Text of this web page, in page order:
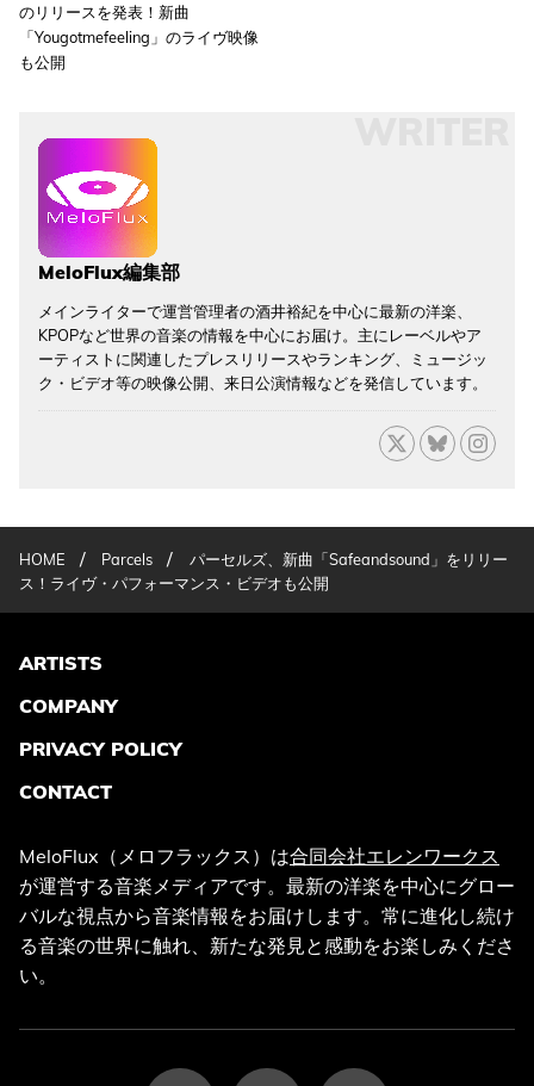
のリリースを発表！新曲
「Yougotmefeeling」のライヴ映像
も公開
MeloFlux編集部
メインライターで運営管理者の酒井裕紀を中心に最新の洋楽、
KPOPなど世界の音楽の情報を中心にお届け。主にレーベルやア
ーティストに関連したプレスリリースやランキング、ミュージッ
ク・ビデオ等の映像公開、来日公演情報などを発信しています。
HOME / Parcels /
パーセルズ、新曲「Safeandsound」をリリー
ス！ライヴ・パフォーマンス・ビデオも公開
ARTISTS
COMPANY
PRIVACY POLICY
CONTACT
MeloFlux（メロフラックス）は合同会社エレンワークス
が運営する音楽メディアです。最新の洋楽を中心にグロー
バルな視点から音楽情報をお届けします。常に進化し続け
る音楽の世界に触れ、新たな発見と感動をお楽しみくださ
い。